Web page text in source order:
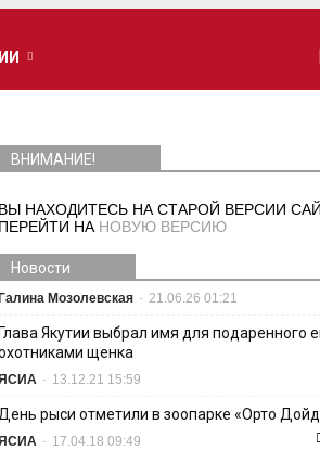
ВНИМАНИЕ!
ВЫ НАХОДИТЕСЬ НА СТАРОЙ ВЕРСИИ
ПЕРЕЙТИ НА НОВУЮ ВЕРСИЮ
Новости
Галина Мозолевская - 21.06.26 01:21
Глава Якутии выбрал имя для подаренного
щенка
- 13.12.21 15:59
День рыси отметили в зоопарке «Орто
- 17.04.18 09:49